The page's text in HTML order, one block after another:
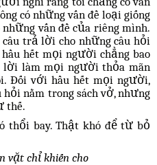
có những vấn đề loại giống
vấn đề của riêng mình.
trả lời cho những câu hỏi
hết mọi người chẳng bao
lời làm mọi người thỏa mãn
Đối với hầu hết mọi người,
nằm trong sách vở, nhưng
thế.
thổi bay. Thật khó để từ bỏ
vặt chỉ khiến cho